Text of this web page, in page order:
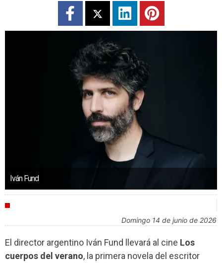
Iván Fund
domingo 14 de junio de 2026
El director argentino Iván Fund llevará al cine Los
cuerpos del verano, la primera novela del escritor